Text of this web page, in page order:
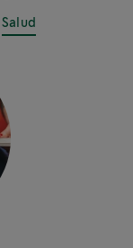
Salud